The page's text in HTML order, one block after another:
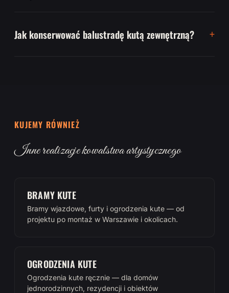
Jak konserwować balustradę kutą zewnętrzną?
KUJEMY RÓWNIEŻ
Inne realizacje kowalstwa artystycznego
BRAMY KUTE
Bramy wjazdowe, furty i ogrodzenia kute — od
projektu po montaż w Warszawie i okolicach.
OGRODZENIA KUTE
Ogrodzenia kute ręcznie — dla domów
jednorodzinnych, rezydencji i obiektów